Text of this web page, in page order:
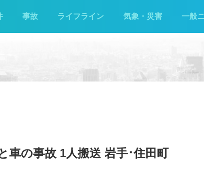
事故 ライフライン 気象・災害 一般
車の事故 1人搬送 岩手･住田町